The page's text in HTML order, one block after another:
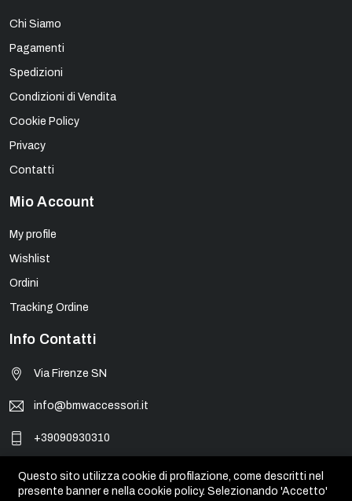
Chi Siamo
Pagamenti
Spedizioni
Condizioni di Vendita
Cookie Policy
Privacy
Contatti
Mio Account
My profile
Wishlist
Ordini
Tracking Ordine
Info Contatti
Via Firenze SN
info@bmwaccessori.it
+39090930310
© BMW Accessori - PIVA 01931450835. Tutti i marchi, loghi e
Questo sito utilizza cookie di profilazione, come descritti nel
presente banner e nella cookie policy. Selezionando 'Accetto'